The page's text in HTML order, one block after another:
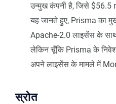
उन्मुख कंपनी है, जिसे $56.5
यह जानते हुए, Prisma का
Apache-2.0 लाइसेंस के
लेकिन चूँकि Prisma के
अपने लाइसेंस के मामले में
स्रोत